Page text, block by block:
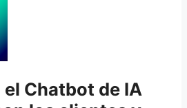
Chatbot de IA